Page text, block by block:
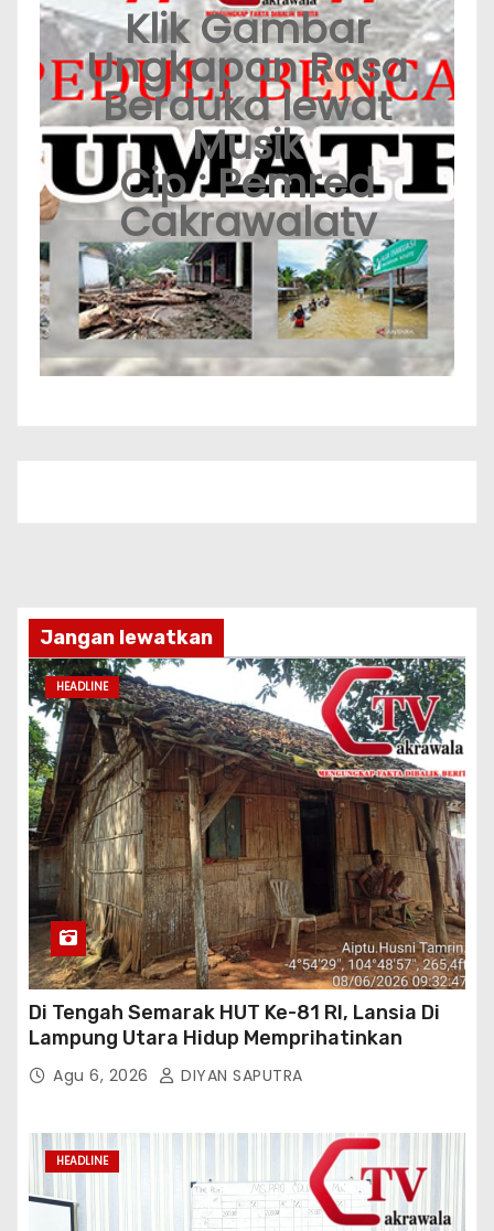
Klik Gambar
Ungkapan Rasa
Berduka lewat
Musik
Cip : Pemred
Cakrawalatv
Jangan lewatkan
HEADLINE
Di Tengah Semarak HUT Ke-81 RI, Lansia Di
Lampung Utara Hidup Memprihatinkan
Agu 6, 2026 DIYAN SAPUTRA
HEADLINE